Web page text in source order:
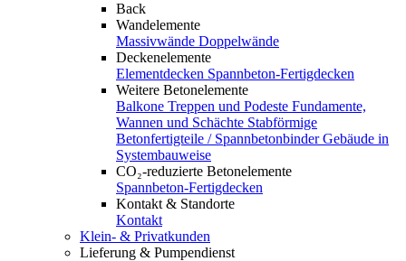
Back
Wandelemente
Massivwände Doppelwände
Deckenelemente
Elementdecken Spannbeton-Fertigdecken
Weitere Betonelemente
Balkone Treppen und Podeste Fundamente,
Wannen und Schächte Stabförmige
Betonfertigteile / Spannbetonbinder Gebäude in
Systembauweise
CO₂-reduzierte Betonelemente
Spannbeton-Fertigdecken
Kontakt & Standorte
Kontakt
Klein- & Privatkunden
Lieferung & Pumpendienst